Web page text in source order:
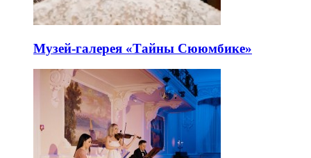
Музей-галерея «Тайны Сююмбике»